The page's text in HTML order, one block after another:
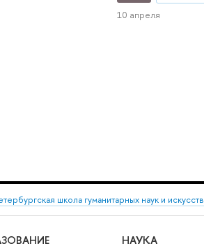
10 апреля
школа гуманитарных наук и искусств
НАУКА